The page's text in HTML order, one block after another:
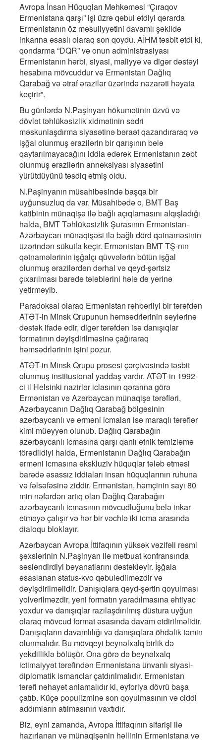
Avropa İnsan Hüquqları Məhkəməsi “Çıraqov
Ermənistana qarşı” işi üzrə qəbul etdiyi qərarda
Ermənistanın öz məsuliyyətini davamlı şəkildə
inkarına əsaslı olaraq son qoydu. AİHM təsbit etdi ki,
qondarma “DQR” və onun administrasiyası
Ermənistanın hərbi, siyasi, maliyyə və digər dəstəyi
hesabına mövcuddur və Ermənistan Dağlıq
Qarabağ və ətraf ərazilər üzərində nəzarəti həyata
keçirir”.
Bu günlərdə N.Paşinyan hökumətinin üzvü və
dövlət təhlükəsizlik xidmətinin sədri
məskunlaşdırma siyasətinə bəraət qazandıraraq və
işğal olunmuş ərazilərin bir qarışının belə
qaytarılmayacağını iddia edərək Ermənistanın zəbt
olunmuş ərazilərin anneksiyası siyasətini
yürütdüyünü təsdiq etmiş oldu.
N.Paşinyanın müsahibəsində başqa bir
uyğunsuzluq da var. Müsahibədə o, BMT Baş
katibinin münaqişə ilə bağlı açıqlamasını alqışladığı
halda, BMT Təhlükəsizlik Şurasının Ermənistan-
Azərbaycan münaqişəsi ilə bağlı dörd qətnaməsinin
üzərindən sükutla keçir. Ermənistan BMT TŞ-nın
qətnamələrinin işğalçı qüvvələrin bütün işğal
olunmuş ərazilərdən dərhal və qeyd-şərtsiz
çıxarılması barədə tələblərini hələ də yerinə
yetirməyib.
Paradoksal olaraq Ermənistan rəhbərliyi bir tərəfdən
ATƏT-in Minsk Qrupunun həmsədrlərinin səylərinə
dəstək ifadə edir, digər tərəfdən isə danışıqlar
formatının dəyişdirilməsinə çağıraraq
həmsədrlərinin işini pozur.
ATƏT-in Minsk Qrupu prosesi çərçivəsində təsbit
olunmuş institusional yaddaş vardır. ATƏT-in 1992-
ci il Helsinki nazirlər iclasının qərarına görə
Ermənistan və Azərbaycan münaqişə tərəfləri,
Azərbaycanın Dağlıq Qarabağ bölgəsinin
azərbaycanlı və erməni icmaları isə maraqlı tərəflər
kimi müəyyən olunub. Dağlıq Qarabağın
azərbaycanlı icmasına qarşı qanlı etnik təmizləmə
törədildiyi halda, Ermənistanın Dağlıq Qarabağın
erməni icmasına ekskluziv hüquqlar tələb etməsi
barədə əsassız iddiaları insan hüquqlarının ruhuna
və fəlsəfəsinə ziddir. Ermənistan, həmçinin sayı 80
min nəfərdən artıq olan Dağlıq Qarabağın
azərbaycanlı icmasının mövcudluğunu belə inkar
etməyə çalışır və hər bir vəchlə iki icma arasında
dialoqu bloklayır.
Azərbaycan Avropa İttifaqının yüksək vəzifəli rəsmi
şəxslərinin N.Paşinyan ilə mətbuat konfransında
səsləndirdiyi bəyanatlarını dəstəkləyir. İşğala
əsaslanan status-kvo qəbuledilməzdir və
dəyişdirilməlidir. Danışıqlara qeyd-şərtin qoyulması
yolverilməzdir, yeni formatın yaradılmasına ehtiyac
yoxdur və danışıqlar razılaşdırılmış düstura uyğun
olaraq mövcud format əsasında davam etdirilməlidir.
Danışıqların davamlılığı və danışıqlara öhdəlik təmin
olunmalıdır. Bu mövqeyi beynəlxalq birlik də
yekdilliklə bölüşür. Ona görə də beynəlxalq
ictimaiyyət tərəfindən Ermənistana ünvanlı siyasi-
diplomatik ismarıclar çatdırılmalıdır. Ermənistan
tərəfi nəhayət anlamalıdır ki, eyforiya dövrü başa
çatıb. Küçə populizminə son qoyulmasının və ciddi
addımların atılmasının vaxtıdır.
Biz, eyni zamanda, Avropa İttifaqının sifarişi ilə
hazırlanan və münaqişənin həllinin Ermənistana və